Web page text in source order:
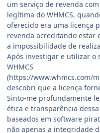
um serviço de revenda
legítima do WHMCS,
oferecido era uma licença
revenda acreditando estar
a impossibilidade de
Após investigar e utilizar o
WHMCS
(https://www.whmcs.com/
descobri que a licença
Sinto-me profundamente
ética e transparência
baseados em software
não apenas a integridade